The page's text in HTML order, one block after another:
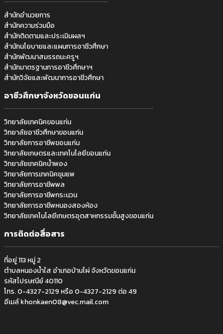
สำนักอำนวยการ
สำนักความร่วมมือ
สำนักติดตามและประเมินผลฯ
สำนักนโยบายและแผนการอาชีวศึกษา
สำนักพัฒนาสมรรถนะครูฯ
สำนักมาตรฐานการอาชีวศึกษาฯ
สำนักวิจัยและพัฒนาการอาชีวศึกษา
อาชีวศึกษาจังหวัดขอนแก่น
วิทยาลัยเทคนิคขอนแก่น
วิทยาลัยอาชีวศึกษาขอนแก่น
วิทยาลัยการอาชีพขอนแก่น
วิทยาลัยเกษตรและเทคโนโลยีขอนแก่น
วิทยาลัยเทคนิคน้ำพอง
วิทยาลัยการเทคนิคชุมแพ
วิทยาลัยการอาชีพพล
วิทยาลัยการอาชีพกระนวน
วิทยาลัยการอาชีพหนองสองห้อง
วิทยาลัยเทคโนโลยีเกษตรอุตสาหกรรมช้ันสูงขอนแก่น
การติดต่อสื่อสาร
ที่อยู่ 113 หมู่ 2
ตำบลหนองน้ำใส อำเภอบ้านไผ่ จังหวัดขอนแก่น
รหัสไปรษณีย์ 40110
โทร. 0-4327-2129 หรือ 0-4327-2129 ต่อ 49
อีเมล์ khonkaen08@vec.mail.com